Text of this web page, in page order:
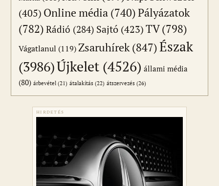
(405) Online média (740)Pályázatok
(782) Rádió (284) Sajtó (423)TV(798)
Vágatlanul (119) Zsaruhírek (847)Észak
(3986)Újkelet (4526) állami média
(80) árbevétel (21) átalakítás (22) átszervezés (26)
HIRDETÉS